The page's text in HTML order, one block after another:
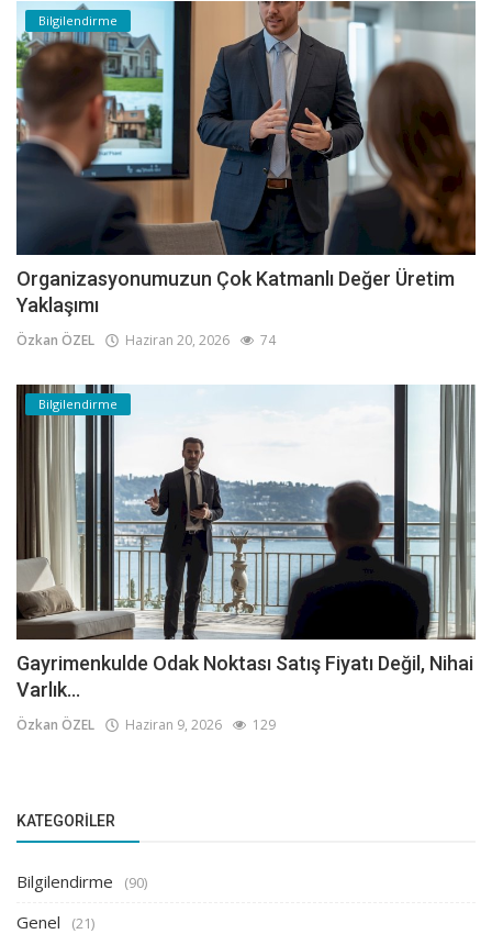
Bilgilendirme
Organizasyonumuzun Çok Katmanlı Değer Üretim
Yaklaşımı
Özkan ÖZEL Haziran 20, 2026 74
Bilgilendirme
Gayrimenkulde Odak Noktası Satış Fiyatı Değil, Nihai
Varlık...
Özkan ÖZEL Haziran 9, 2026 129
KATEGORILER
Bilgilendirme (90)
Genel (21)